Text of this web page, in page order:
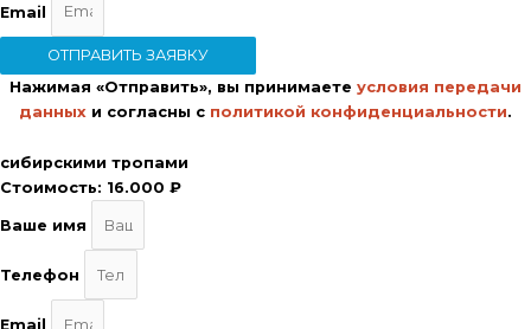
Email
ОТПРАВИТЬ ЗАЯВКУ
Нажимая «Отправить», вы принимаете условия передачи
данных и согласны с политикой конфиденциальности.
сибирскими тропами
Стоимость: 16.000 ₽
Ваше имя
Телефон
Email